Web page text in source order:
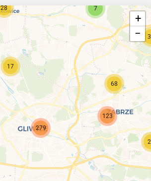
17
68
28 7
279
123
+
−